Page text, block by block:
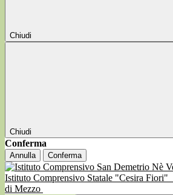
Chiudi
Chiudi
Conferma
Annulla Conferma
Istituto Comprensivo Statale "Cesira Fiori"
di Mezzo